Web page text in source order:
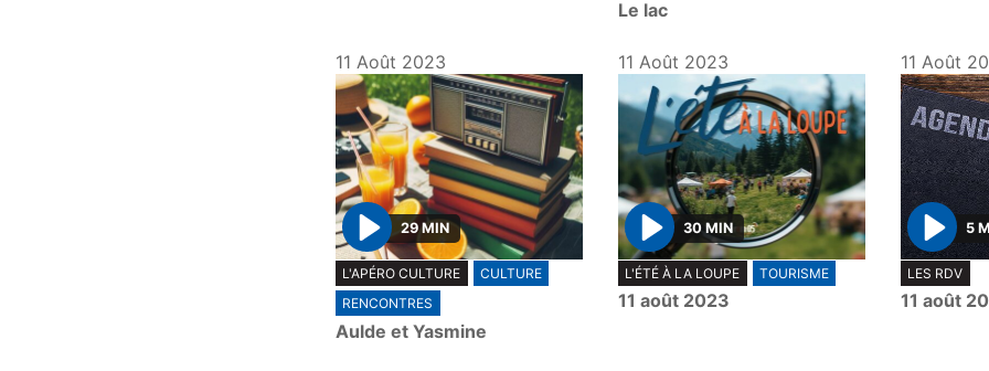
Le lac
11 Août 2023
P
l
a
y
29 MIN
L'APÉRO CULTURE
CULTURE
RENCONTRES
Aulde et Yasmine
11 Août 2023
P
l
a
30 MIN
L'ÉTÉ À LA LOUPE TOURISME
11 août 2023
11 Août
P
l
a
5
LES RDV
11 août